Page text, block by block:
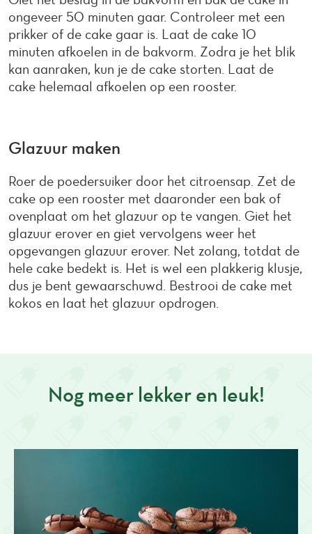
ongeveer 50 minuten gaar. Controleer met een
prikker of de cake gaar is. Laat de cake 10
minuten afkoelen in de bakvorm. Zodra je het blik
kan aanraken, kun je de cake storten. Laat de
cake helemaal afkoelen op een rooster.
Glazuur maken
Roer de poedersuiker door het citroensap. Zet de
cake op een rooster met daaronder een bak of
ovenplaat om het glazuur op te vangen. Giet het
glazuur erover en giet vervolgens weer het
opgevangen glazuur erover. Net zolang, totdat de
hele cake bedekt is. Het is wel een plakkerig klusje,
dus je bent gewaarschuwd. Bestrooi de cake met
kokos en laat het glazuur opdrogen.
Nog meer lekker en leuk!